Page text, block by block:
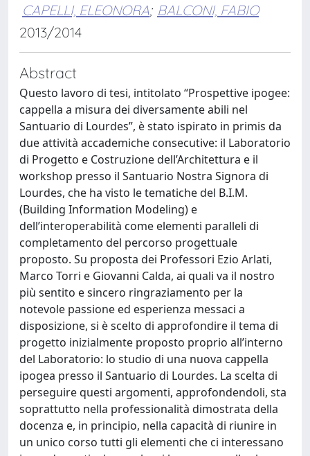
CAPELLI, ELEONORA; BALCONI, FABIO
2013/2014
Abstract
Questo lavoro di tesi, intitolato “Prospettive ipogee:
cappella a misura dei diversamente abili nel
Santuario di Lourdes”, è stato ispirato in primis da
due attività accademiche consecutive: il Laboratorio
di Progetto e Costruzione dell’Architettura e il
workshop presso il Santuario Nostra Signora di
Lourdes, che ha visto le tematiche del B.I.M.
(Building Information Modeling) e
dell’interoperabilità come elementi paralleli di
completamento del percorso progettuale
proposto. Su proposta dei Professori Ezio Arlati,
Marco Torri e Giovanni Calda, ai quali va il nostro
più sentito e sincero ringraziamento per la
notevole passione ed esperienza messaci a
disposizione, si è scelto di approfondire il tema di
progetto inizialmente proposto proprio all’interno
del Laboratorio: lo studio di una nuova cappella
ipogea presso il Santuario di Lourdes. La scelta di
perseguire questi argomenti, approfondendoli, sta
soprattutto nella professionalità dimostrata della
docenza e, in principio, nella capacità di riunire in
un unico corso tutti gli elementi che ci interessano